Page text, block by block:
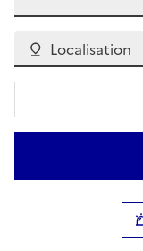
Localisation